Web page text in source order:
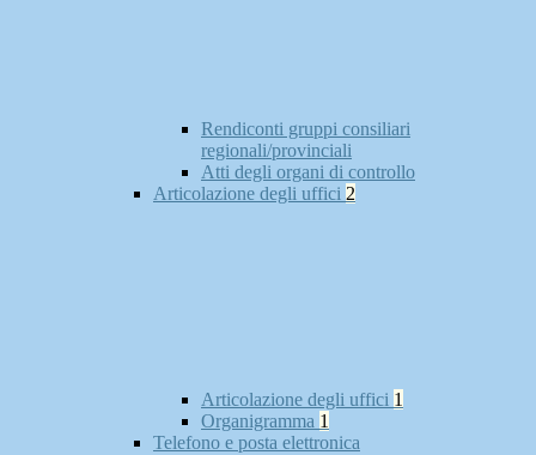
Rendiconti gruppi consiliari
regionali/provinciali
Atti degli organi di controllo
Articolazione degli uffici 2
Articolazione degli uffici 1
Organigramma 1
Telefono e posta elettronica